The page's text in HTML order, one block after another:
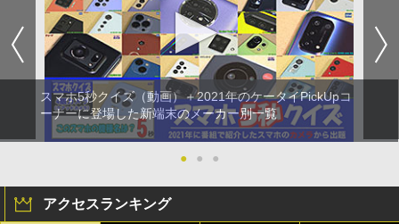
スマホ5秒クイズ（動画）＋2021年のケータイPickUpコ
ーナーに登場した新端末のメーカー別一覧
● ● ●
アクセスランキング